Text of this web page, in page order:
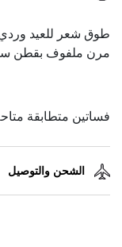
طوق شعر للعيد
مرن ملفوف بقطن
فساتين متطابقة
الشحن والتوصيل